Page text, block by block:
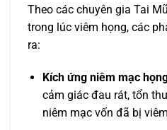
Theo các chuyên gia Tai
trong lúc viêm họng, các
ra:
Kích ứng niêm mạc
cảm giác đau rát, tổn
niêm mạc vốn đã bị